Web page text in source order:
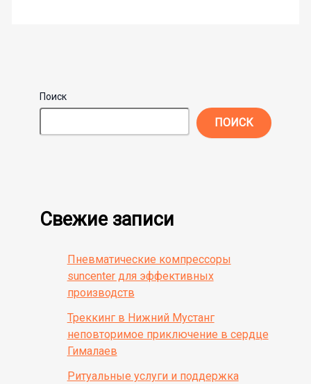
Поиск
ПОИСК
Свежие записи
Пневматические компрессоры
suncenter для эффективных
производств
Треккинг в Нижний Мустанг
неповторимое приключение в сердце
Гималаев
Ритуальные услуги и поддержка